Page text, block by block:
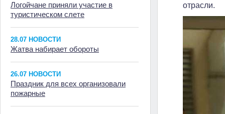
Логойчане приняли участие в
туристическом слете
28.07 НОВОСТИ
Жатва набирает обороты
26.07 НОВОСТИ
Праздник для всех организовали
пожарные
отрасли.